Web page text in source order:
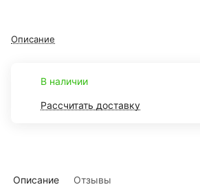
Описание
В наличии
Рассчитать доставку
Описание Отзывы